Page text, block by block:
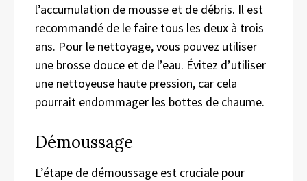
l’accumulation de mousse et de débris. Il est
recommandé de le faire tous les deux à trois
ans. Pour le nettoyage, vous pouvez utiliser
une brosse douce et de l’eau. Évitez d’utiliser
une nettoyeuse haute pression, car cela
pourrait endommager les bottes de chaume.
Démoussage
L’étape de démoussage est cruciale pour